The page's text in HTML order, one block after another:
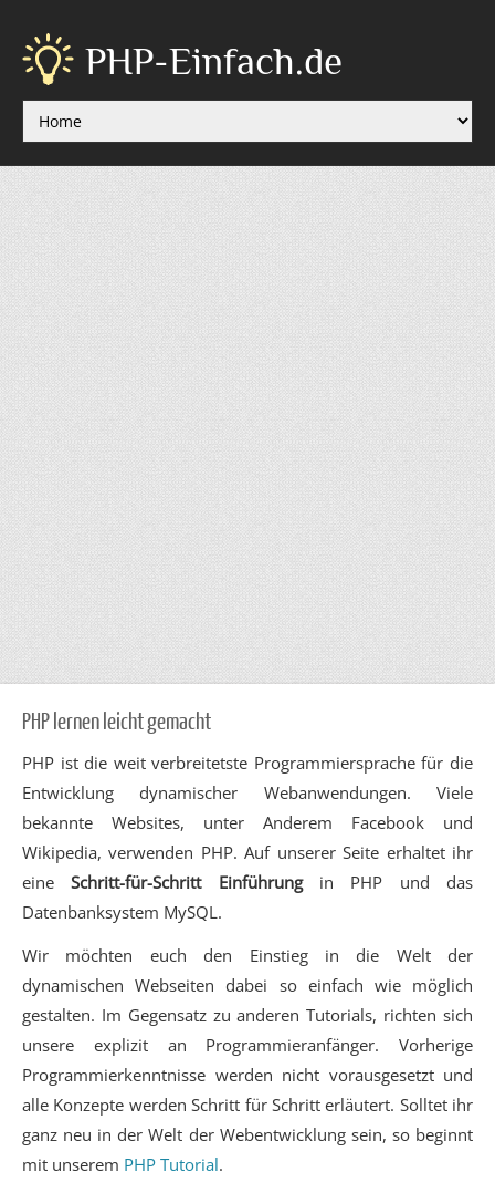
PHP-Einfach.de
PHP lernen leicht gemacht
PHP ist die weit verbreitetste Programmiersprache für die
Entwicklung dynamischer Webanwendungen. Viele
bekannte Websites, unter Anderem Facebook und
Wikipedia, verwenden PHP. Auf unserer Seite erhaltet ihr
eineSchritt-für-Schritt Einführungin PHP und das
Datenbanksystem MySQL.
Wir möchten euch den Einstieg in die Welt der
dynamischen Webseiten dabei so einfach wie möglich
gestalten. Im Gegensatz zu anderen Tutorials, richten sich
unsere explizit an Programmieranfänger. Vorherige
Programmierkenntnisse werden nicht vorausgesetzt und
alle Konzepte werden Schritt für Schritt erläutert. Solltet ihr
ganz neu in der Welt der Webentwicklung sein, so beginnt
mit unserem PHP Tutorial.